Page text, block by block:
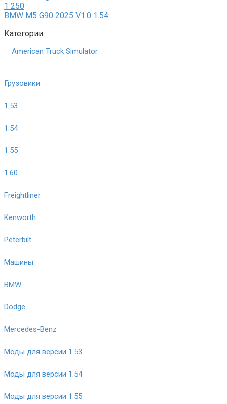
1 250
BMW M5 G90 2025 V1.0 1.54
Категории
American Truck Simulator
Грузовики
1.53
1.54
1.55
1.60
Freightliner
Kenworth
Peterbilt
Машины
BMW
Dodge
Mercedes-Benz
Моды для версии 1.53
Моды для версии 1.54
Моды для версии 1.55